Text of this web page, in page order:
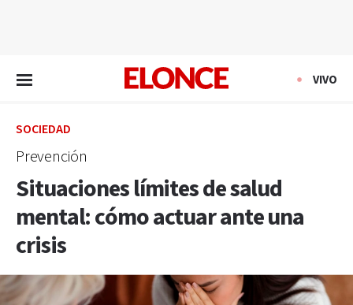
VIVO
SOCIEDAD
Prevención
Situaciones límites de salud
mental: cómo actuar ante una
crisis